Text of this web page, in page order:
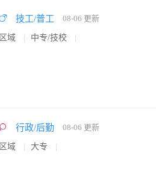
技工/普工 08-06 更新
域 中专/技校
行政/后勤 08-06 更新
域 大专